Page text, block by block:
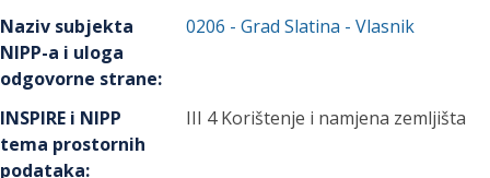
Naziv subjekta
NIPP-a i uloga
odgovorne strane:
0206 -Grad Slatina - Vlasnik
INSPIRE i NIPP
tema prostornih
podataka:
III 4 Korištenje i namjena zemljišta